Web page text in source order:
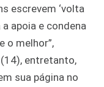
escrevem ‘volta
apoia e condena
o melhor”,
entretanto,
sua página no